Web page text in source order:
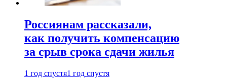
Россиянам рассказали,
как получить компенсацию
за срыв срока сдачи жилья
1 год спустя1 год спустя